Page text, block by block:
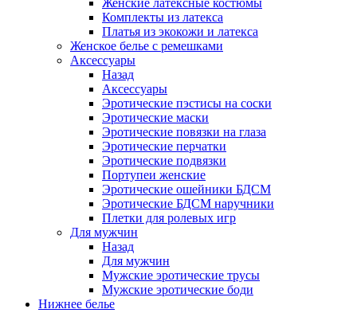
Женские латексные костюмы
Комплекты из латекса
Платья из экокожи и латекса
Женское белье с ремешками
Аксессуары
Назад
Аксессуары
Эротические пэстисы на соски
Эротические маски
Эротические повязки на глаза
Эротические перчатки
Эротические подвязки
Портупеи женские
Эротические ошейники БДСМ
Эротические БДСМ наручники
Плетки для ролевых игр
Для мужчин
Назад
Для мужчин
Мужские эротические трусы
Мужские эротические боди
Нижнее белье